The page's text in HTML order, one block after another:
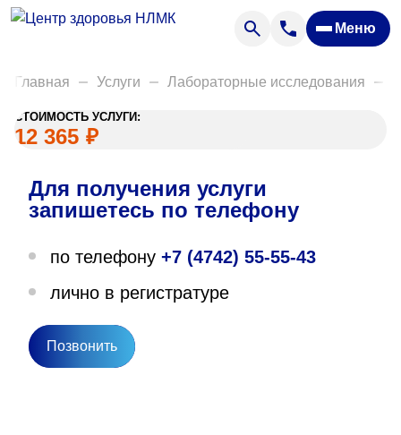
Меню
Анализы
Акции
Пациентам
Вакансии
О нас
Направления деятельности
Главная Услуги Лабораторные исследования
СТОИМОСТЬ УСЛУГИ:
12 365 ₽
Для получения услуги
запишетесь по телефону
по телефону +7 (4742) 55-55-43
лично в регистратуре
Позвонить